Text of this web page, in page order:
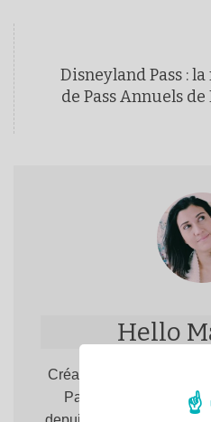
Disneyland Pass :
de Pass Annuels
Hello
Créatrice du site.
Paris, rien n'y fait, j'y